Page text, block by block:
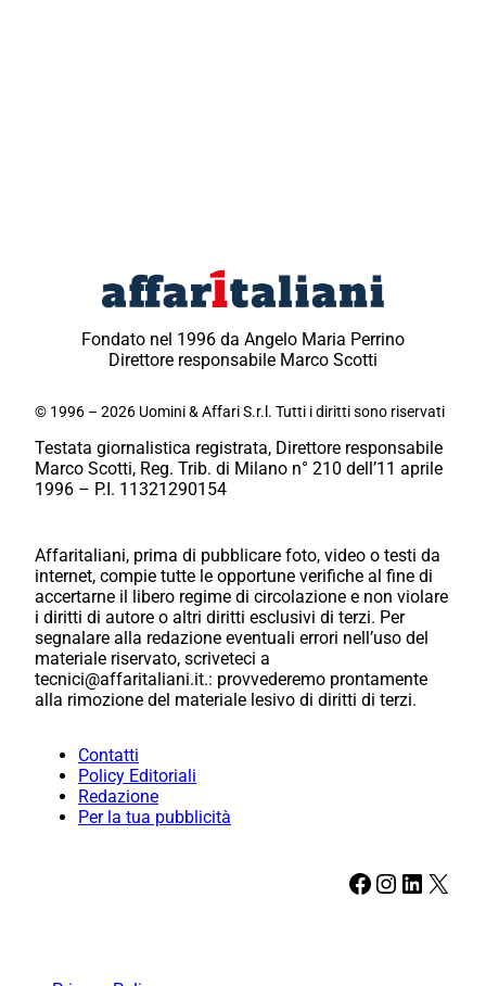
Fondato nel 1996 da Angelo Maria Perrino
Direttore responsabile Marco Scotti
© 1996 – 2026 Uomini & Affari S.r.l. Tutti i diritti sono riservati
Testata giornalistica registrata, Direttore responsabile
Marco Scotti, Reg. Trib. di Milano n° 210 dell’11 aprile
1996 – P.I. 11321290154
Affaritaliani, prima di pubblicare foto, video o testi da
internet, compie tutte le opportune verifiche al fine di
accertarne il libero regime di circolazione e non violare
i diritti di autore o altri diritti esclusivi di terzi. Per
segnalare alla redazione eventuali errori nell’uso del
materiale riservato, scriveteci a
tecnici@affaritaliani.it.: provvederemo prontamente
alla rimozione del materiale lesivo di diritti di terzi.
Contatti
Policy Editoriali
Redazione
Per la tua pubblicità
Facebook Instagram LinkedIn X